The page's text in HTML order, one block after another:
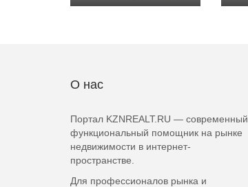
О нас
Портал KZNREALT.RU — современный
функциональный помощник на рынке
недвижимости в интернет-
пространстве.
Для профессионалов рынка и